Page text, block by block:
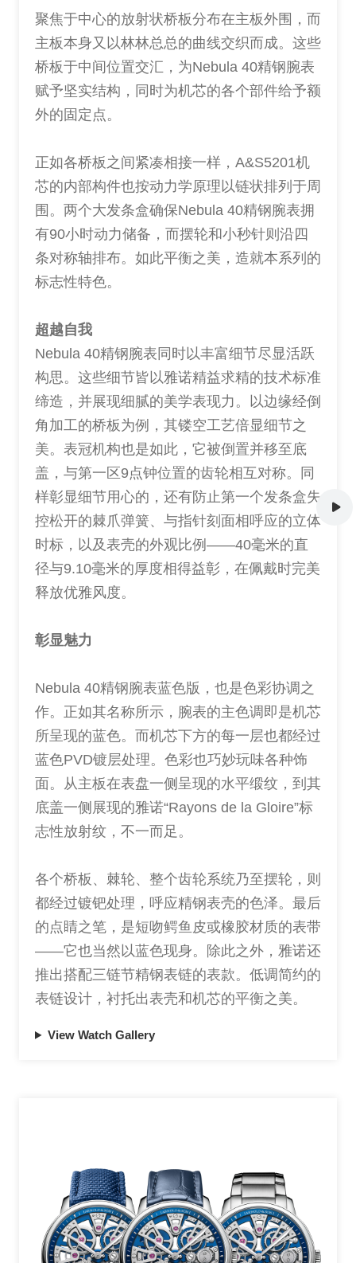
聚焦于中心的放射状桥板分布在主板外围，而
主板本身又以林林总总的曲线交织而成。这些
桥板于中间位置交汇，为Nebula 40精钢腕表
赋予坚实结构，同时为机芯的各个部件给予额
外的固定点。
正如各桥板之间紧凑相接一样，A&S5201机
芯的内部构件也按动力学原理以链状排列于周
围。两个大发条盒确保Nebula 40精钢腕表拥
有90小时动力储备，而摆轮和小秒针则沿四
条对称轴排布。如此平衡之美，造就本系列的
标志性特色。
超越自我
Nebula 40精钢腕表同时以丰富细节尽显活跃
构思。这些细节皆以雅诺精益求精的技术标准
缔造，并展现细腻的美学表现力。以边缘经倒
角加工的桥板为例，其镂空工艺倍显细节之
美。表冠机构也是如此，它被倒置并移至底
盖，与第一区9点钟位置的齿轮相互对称。同
样彰显细节用心的，还有防止第一个发条盒失
控松开的棘爪弹簧、与指针刻面相呼应的立体
时标，以及表壳的外观比例——40毫米的直
径与9.10毫米的厚度相得益彰，在佩戴时完美
释放优雅风度。
彰显魅力
Nebula 40精钢腕表蓝色版，也是色彩协调之
作。正如其名称所示，腕表的主色调即是机芯
所呈现的蓝色。而机芯下方的每一层也都经过
蓝色PVD镀层处理。色彩也巧妙玩味各种饰
面。从主板在表盘一侧呈现的水平缎纹，到其
底盖一侧展现的雅诺“Rayons de la Gloire”标
志性放射纹，不一而足。
各个桥板、棘轮、整个齿轮系统乃至摆轮，则
都经过镀钯处理，呼应精钢表壳的色泽。最后
的点睛之笔，是短吻鳄鱼皮或橡胶材质的表带
——它也当然以蓝色现身。除此之外，雅诺还
推出搭配三链节精钢表链的表款。低调简约的
表链设计，衬托出表壳和机芯的平衡之美。
View Watch Gallery